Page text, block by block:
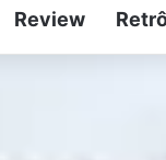
Review